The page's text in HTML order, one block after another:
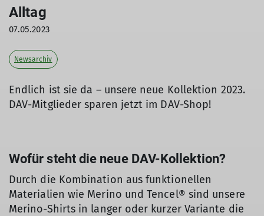
Alltag
07.05.2023
Newsarchiv
Endlich ist sie da – unsere neue Kollektion 2023.
DAV-Mitglieder sparen jetzt im DAV-Shop!
Wofür steht die neue DAV-Kollektion?
Durch die Kombination aus funktionellen
Materialien wie Merino und Tencel® sind unsere
Merino-Shirts in langer oder kurzer Variante die